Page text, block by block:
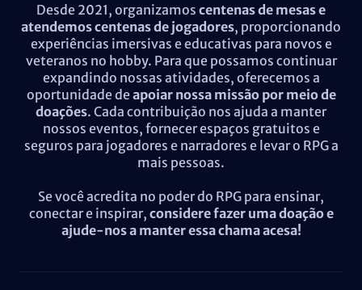
Desde 2021, organizamos centenas de mesas e
atendemos centenas de jogadores, proporcionando
experiências imersivas e educativas para novos e
veteranos no hobby. Para que possamos continuar
expandindo nossas atividades, oferecemos a
oportunidade deapoiar nossa missão por meio de
doações. Cada contribuição nos ajuda a manter
nossos eventos, fornecer espaços gratuitos e
seguros para jogadores e narradores e levar o RPG a
mais pessoas.
Se você acredita no poder do RPG para ensinar,
conectar e inspirar, considere fazer uma doação e
ajude-nos a manter essa chama acesa!